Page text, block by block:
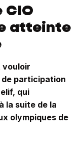
atteinte
vouloir
participation
qui
la suite de la
olympiques de